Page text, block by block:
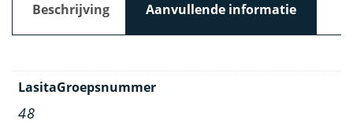
Beschrijving Aanvullende informatie
LasitaGroepsnummer
48